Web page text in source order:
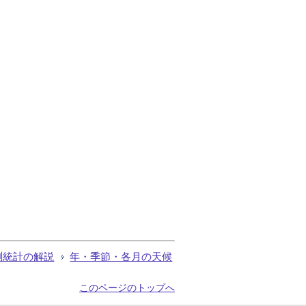
計の解説 年・季節・各月の天候
このページのトップへ